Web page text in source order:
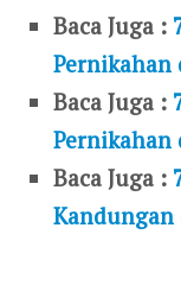
Baca Juga :
Pernikahan
Baca Juga :
Pernikahan
Baca Juga :